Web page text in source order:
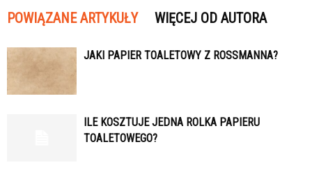
POWIĄZANE ARTYKUŁY WIĘCEJ OD AUTORA
JAKI PAPIER TOALETOWY Z ROSSMANNA?
ILE KOSZTUJE JEDNA ROLKA PAPIERU
TOALETOWEGO?